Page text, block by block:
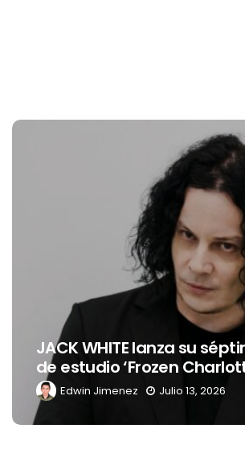
JACK WHITE lanza su
de estudio ‘Frozen
Edwin Jimenez Julio 13, 2026